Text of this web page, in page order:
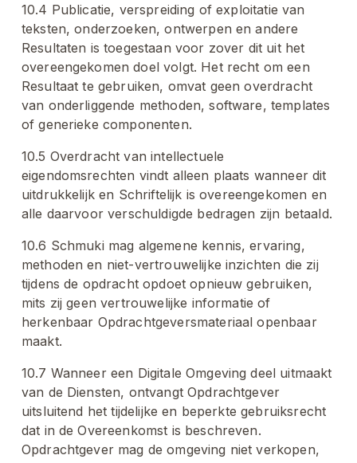
10.4 Publicatie, verspreiding of exploitatie van
teksten, onderzoeken, ontwerpen en andere
Resultaten is toegestaan voor zover dit uit het
overeengekomen doel volgt. Het recht om een
Resultaat te gebruiken, omvat geen overdracht
van onderliggende methoden, software, templates
of generieke componenten.
10.5 Overdracht van intellectuele
eigendomsrechten vindt alleen plaats wanneer dit
uitdrukkelijk en Schriftelijk is overeengekomen en
alle daarvoor verschuldigde bedragen zijn betaald.
10.6 Schmuki mag algemene kennis, ervaring,
methoden en niet-vertrouwelijke inzichten die zij
tijdens de opdracht opdoet opnieuw gebruiken,
mits zij geen vertrouwelijke informatie of
herkenbaar Opdrachtgeversmateriaal openbaar
maakt.
10.7 Wanneer een Digitale Omgeving deel uitmaakt
van de Diensten, ontvangt Opdrachtgever
uitsluitend het tijdelijke en beperkte gebruiksrecht
dat in de Overeenkomst is beschreven.
Opdrachtgever mag de omgeving niet verkopen,